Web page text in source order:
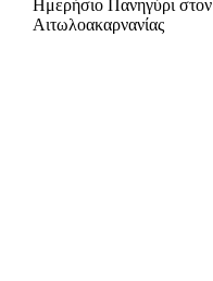
Ημερήσιο Πανηγύρι
Αιτωλοακαρνανίας